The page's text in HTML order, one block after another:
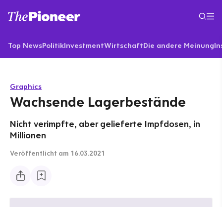
Top NewsPolitikInvestmentWirtschaftDie andere Meinung
Graphics
Wachsende Lagerbestände
Nicht verimpfte, aber gelieferte Impfdosen, in
Millionen
Veröffentlicht am 16.03.2021